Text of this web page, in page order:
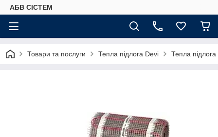
АБВ СІСТЕМ
Товари та послуги Тепла підлога Devi Тепла